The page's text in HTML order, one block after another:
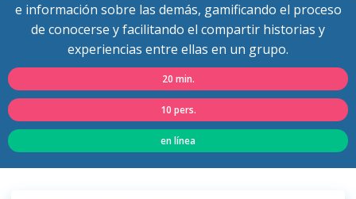
e información sobre las demás, gamificando el proceso
de conocerse y facilitando el compartir historias y
experiencias entre ellas en un grupo.
20 min.
10 pers.
en línea